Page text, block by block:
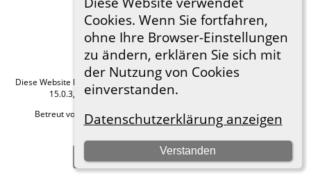
Cookies. Wenn Sie fortfahren,
ohne Ihre Browser-Einstellungen
zu ändern, erklären Sie sich mit
der Nutzung von Cookies
einverstanden.
Datenschutzerklärung anzeigen
Verstanden
Diese Website läuft mit The Next Generation of Genealogy Sitebuilding
15.0.3, programmiert von Darrin Lythgoe © 2001-2026.
Betreut von
Roland zu Dortmund e.V.. |Datenschutzerklärung
Zur Desktop-Webseite wechseln